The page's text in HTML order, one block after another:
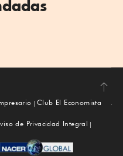
Subir
Club El Economista
de Privacidad Integral